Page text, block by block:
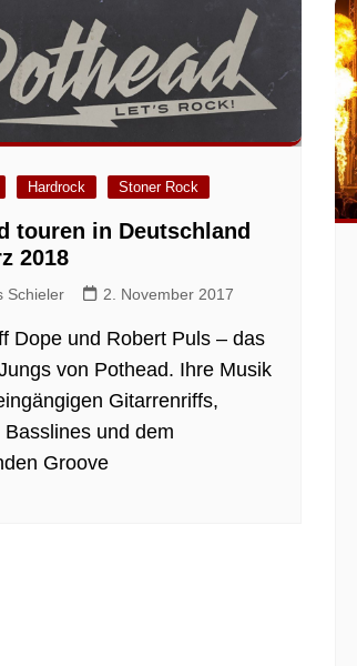
Hardrock Stoner Rock
touren in Deutschland
2018
Schieler 2. November 2017
Dope und Robert Puls – das
von Pothead. Ihre Musik
Gitarrenriffs,
Basslines und dem
Groove